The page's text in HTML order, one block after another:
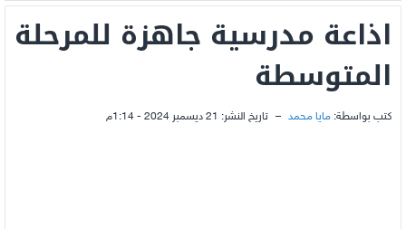
اذاعة مدرسية جاهزة للمرحلة
المتوسطة
كتب بواسطة: مايا محمد – تاريخ النشر: 21 ديسمبر 2024 - 1:14م